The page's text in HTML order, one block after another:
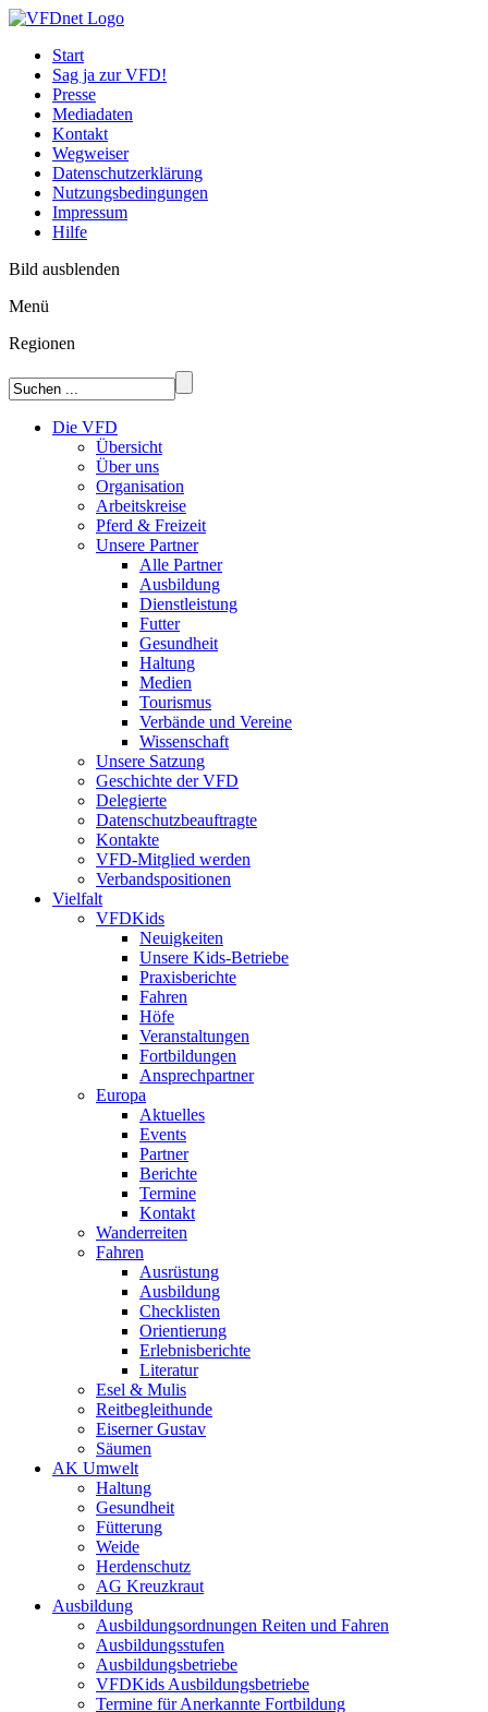
Start
Sag ja zur VFD!
Presse
Mediadaten
Kontakt
Wegweiser
Datenschutzerklärung
Nutzungsbedingungen
Impressum
Hilfe
Bild ausblenden
Menü
Regionen
Die VFD
Übersicht
Über uns
Organisation
Arbeitskreise
Pferd & Freizeit
Unsere Partner
Alle Partner
Ausbildung
Dienstleistung
Futter
Gesundheit
Haltung
Medien
Tourismus
Verbände und Vereine
Wissenschaft
Unsere Satzung
Geschichte der VFD
Delegierte
Datenschutzbeauftragte
Kontakte
VFD-Mitglied werden
Verbandspositionen
Vielfalt
VFDKids
Neuigkeiten
Unsere Kids-Betriebe
Praxisberichte
Fahren
Höfe
Veranstaltungen
Fortbildungen
Ansprechpartner
Europa
Aktuelles
Events
Partner
Berichte
Termine
Kontakt
Wanderreiten
Fahren
Ausrüstung
Ausbildung
Checklisten
Orientierung
Erlebnisberichte
Literatur
Esel & Mulis
Reitbegleithunde
Eiserner Gustav
Säumen
AK Umwelt
Haltung
Gesundheit
Fütterung
Weide
Herdenschutz
AG Kreuzkraut
Ausbildung
Ausbildungsordnungen Reiten und Fahren
Ausbildungsstufen
Ausbildungsbetriebe
VFDKids Ausbildungsbetriebe
Termine für Anerkannte Fortbildung